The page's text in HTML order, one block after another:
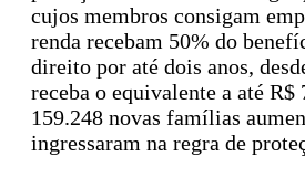
cujos membros consigam
renda recebam 50% do
direito por até dois anos,
receba o equivalente a até R$
159.248 novas famílias
ingressaram na regra de